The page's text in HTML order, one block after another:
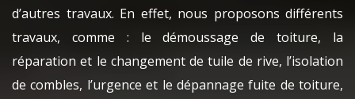
d’autres travaux. En effet, nous proposons différents
travaux, comme : le démoussage de toiture, la
réparation et le changement de tuile de rive, l’isolation
de combles, l’urgence et le dépannage fuite de toiture,